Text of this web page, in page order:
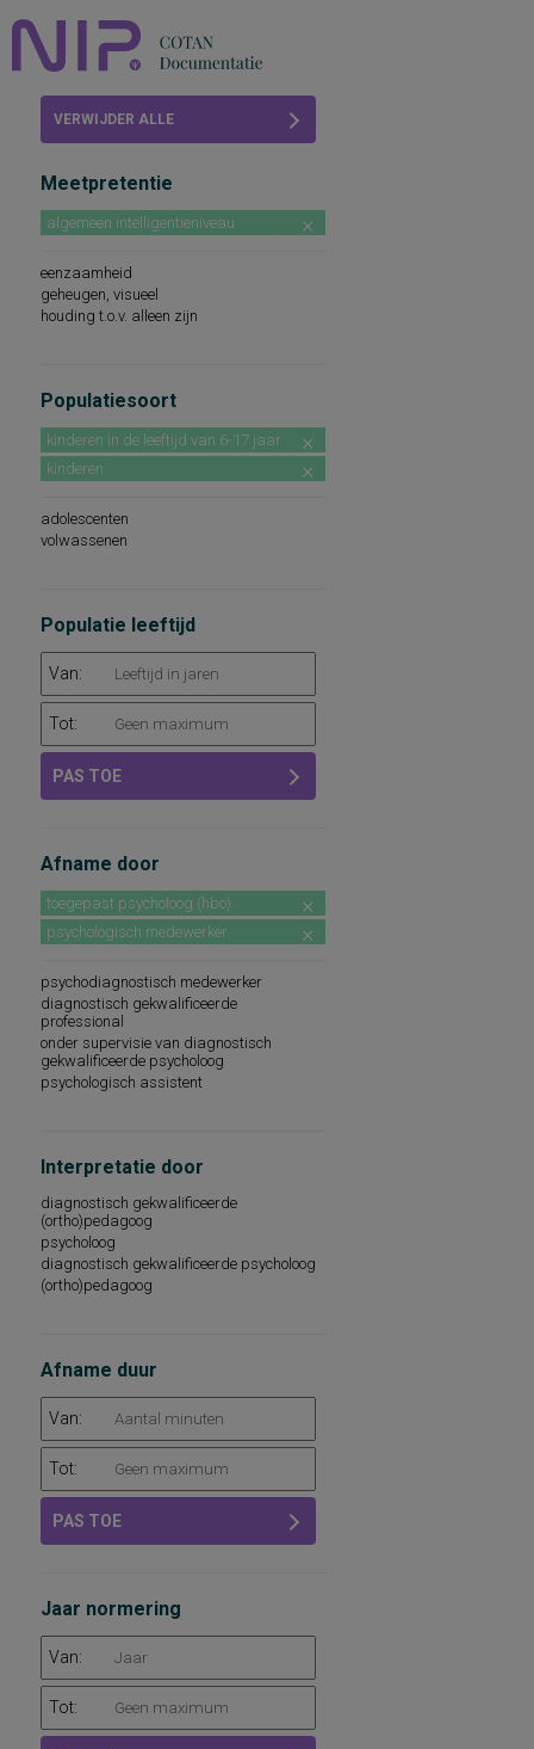
VERWIJDER ALLE
Meetpretentie
algemeen intelligentieniveau
eenzaamheid
geheugen, visueel
houding t.o.v. alleen zijn
Populatiesoort
kinderen in de leeftijd van 6-17 jaar
kinderen
adolescenten
volwassenen
Populatie leeftijd
Van:
Tot:
PAS TOE
Afname door
toegepast psycholoog (hbo)
psychologisch medewerker
psychodiagnostisch medewerker
diagnostisch gekwalificeerde
professional
onder supervisie van diagnostisch
gekwalificeerde psycholoog
psychologisch assistent
Interpretatie door
diagnostisch gekwalificeerde
(ortho)pedagoog
psycholoog
diagnostisch gekwalificeerde psycholoog
(ortho)pedagoog
Afname duur
Van:
Tot:
PAS TOE
Jaar normering
Van:
Tot: